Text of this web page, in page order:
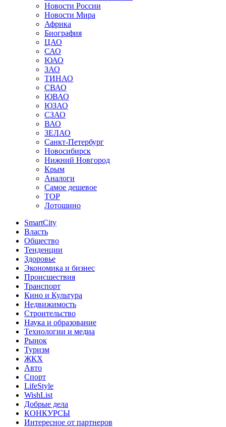
Новости России
Новости Мира
Африка
Биография
ЦАО
САО
ЮАО
ЗАО
ТИНАО
СВАО
ЮВАО
ЮЗАО
СЗАО
ВАО
ЗЕЛАО
Санкт-Петербург
Новосибирск
Нижний Новгород
Крым
Аналоги
Самое дешевое
TOP
Лотошино
SmartCity
Власть
Общество
Тенденции
Здоровье
Экономика и бизнес
Происшествия
Транспорт
Кино и Культура
Недвижимость
Строительство
Наука и образование
Технологии и медиа
Рынок
Туризм
ЖКХ
Авто
Спорт
LifeStyle
WishList
Добрые дела
КОНКУРСЫ
Интересное от партнеров